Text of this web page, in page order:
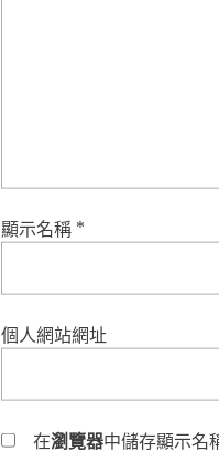
顯示名稱 *
個人網站網址
在瀏覽器中儲存顯示名